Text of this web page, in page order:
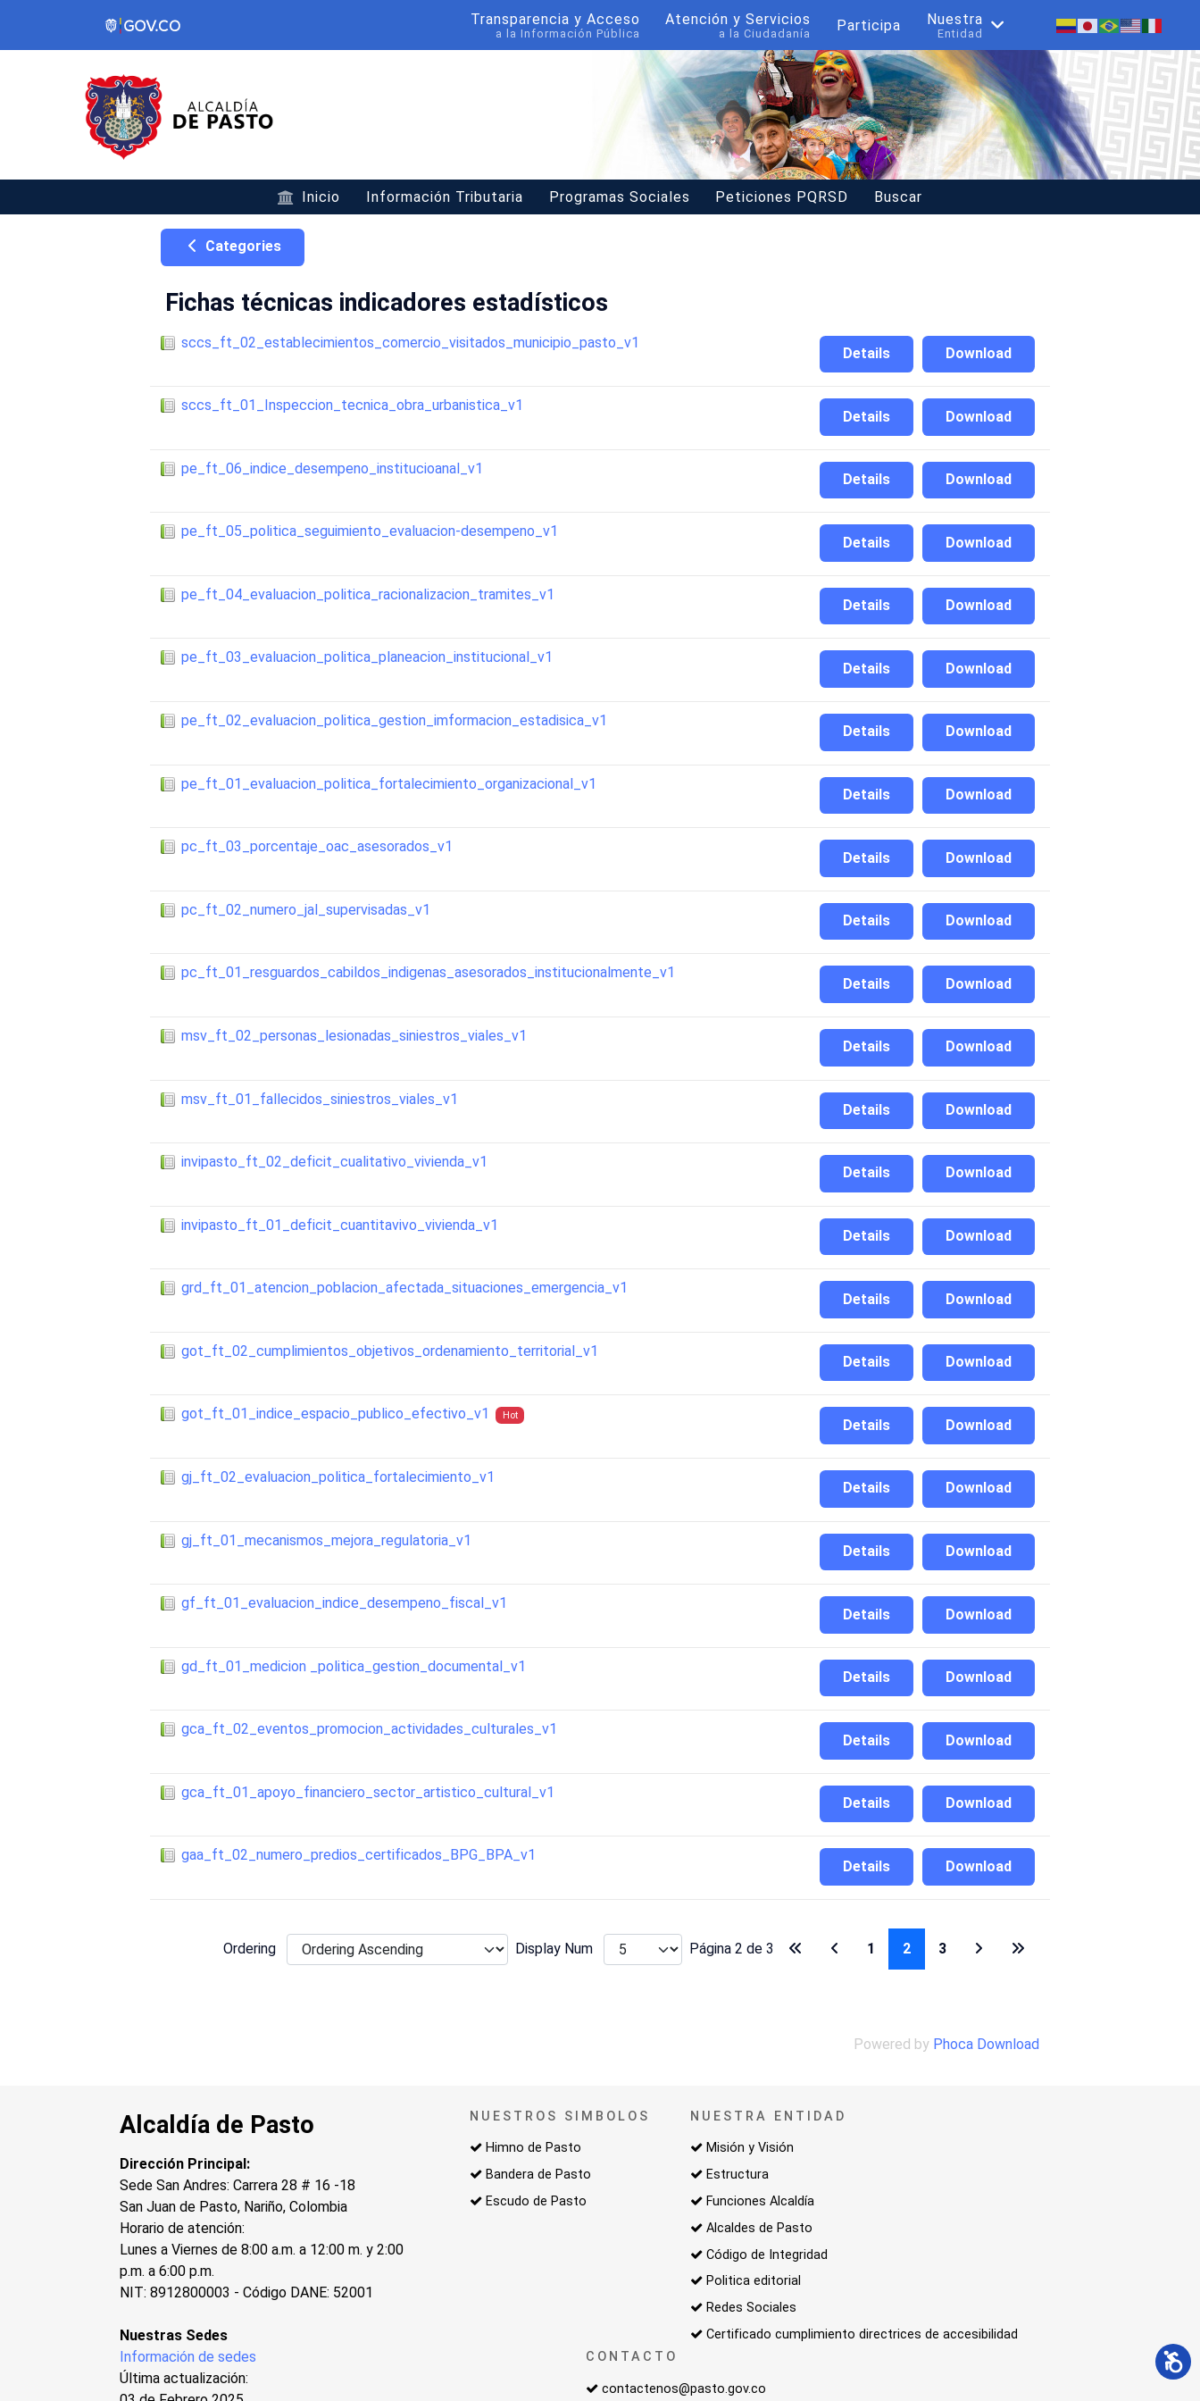
Transparencia y Acceso
a la Información Pública
Atención y Servicios
a la Ciudadanía Participa Nuestra
Entidad
Inicio Información Tributaria Programas Sociales Peticiones PQRSD Buscar
Categories
Fichas técnicas indicadores estadísticos
sccs_ft_02_establecimientos_comercio_visitados_municipio_pasto_v1
Download
Details
sccs_ft_01_Inspeccion_tecnica_obra_urbanistica_v1
Download
Details
pe_ft_06_indice_desempeno_institucioanal_v1
Download
Details
pe_ft_05_politica_seguimiento_evaluacion-desempeno_v1
Download
Details
pe_ft_04_evaluacion_politica_racionalizacion_tramites_v1
Download
Details
pe_ft_03_evaluacion_politica_planeacion_institucional_v1
Download
Details
pe_ft_02_evaluacion_politica_gestion_imformacion_estadisica_v1
Download
Details
pe_ft_01_evaluacion_politica_fortalecimiento_organizacional_v1
Download
Details
pc_ft_03_porcentaje_oac_asesorados_v1
Download
Details
pc_ft_02_numero_jal_supervisadas_v1
Download
Details
pc_ft_01_resguardos_cabildos_indigenas_asesorados_institucionalmente_v1
Download
Details
msv_ft_02_personas_lesionadas_siniestros_viales_v1
Download
Details
msv_ft_01_fallecidos_siniestros_viales_v1
Download
Details
invipasto_ft_02_deficit_cualitativo_vivienda_v1
Download
Details
invipasto_ft_01_deficit_cuantitavivo_vivienda_v1
Download
Details
grd_ft_01_atencion_poblacion_afectada_situaciones_emergencia_v1
Download
Details
got_ft_02_cumplimientos_objetivos_ordenamiento_territorial_v1
Download
Details
got_ft_01_indice_espacio_publico_efectivo_v1 Hot
Download
Details
gj_ft_02_evaluacion_politica_fortalecimiento_v1
Download
Details
gj_ft_01_mecanismos_mejora_regulatoria_v1
Download
Details
gf_ft_01_evaluacion_indice_desempeno_fiscal_v1
Download
Details
gd_ft_01_medicion _politica_gestion_documental_v1
Download
Details
gca_ft_02_eventos_promocion_actividades_culturales_v1
Download
Details
gca_ft_01_apoyo_financiero_sector_artistico_cultural_v1
Download
Details
gaa_ft_02_numero_predios_certificados_BPG_BPA_v1
Download
Details
Ordering Display Num Página 2 de 3 1 2 3
Powered by Phoca Download
Alcaldía de Pasto
Dirección Principal:
Sede San Andres: Carrera 28 # 16 -18
San Juan de Pasto, Nariño, Colombia
Horario de atención:
Lunes a Viernes de 8:00 a.m. a 12:00 m. y 2:00
p.m. a 6:00 p.m.
NIT: 8912800003 - Código DANE: 52001
Nuestras Sedes
Información de sedes
Última actualización:
NUESTROS SIMBOLOS
Himno de Pasto
Bandera de Pasto
Escudo de Pasto
NUESTRA ENTIDAD
Misión y Visión
Estructura
Funciones Alcaldía
Alcaldes de Pasto
Código de Integridad
Politica editorial
Redes Sociales
Certificado cumplimiento directrices de accesibilidad
CONTACTO
contactenos@pasto.gov.co